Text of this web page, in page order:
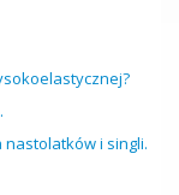
i singli.